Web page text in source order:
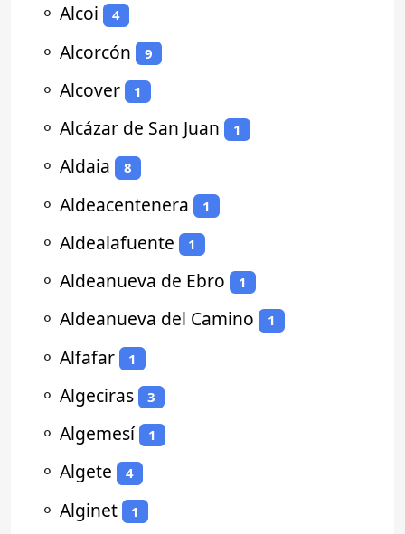
⚬ Alcoi 4
⚬ Alcorcón 9
⚬ Alcover 1
⚬ Alcázar de San Juan 1
⚬ Aldaia 8
⚬ Aldeacentenera 1
⚬ Aldealafuente 1
⚬ Aldeanueva de Ebro 1
⚬ Aldeanueva del Camino 1
⚬ Alfafar 1
⚬ Algeciras 3
⚬ Algemesí 1
⚬ Algete 4
⚬ Alginet 1